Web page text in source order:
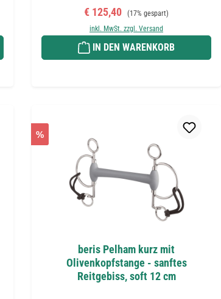
Verkaufspreis:
€ 125,40 Regulärer Preis:
(17% gespart)
inkl. MwSt. zzgl. Versand
IN DEN WARENKORB
%
beris Pelham kurz mit
Olivenkopfstange - sanftes
Reitgebiss, soft 12 cm